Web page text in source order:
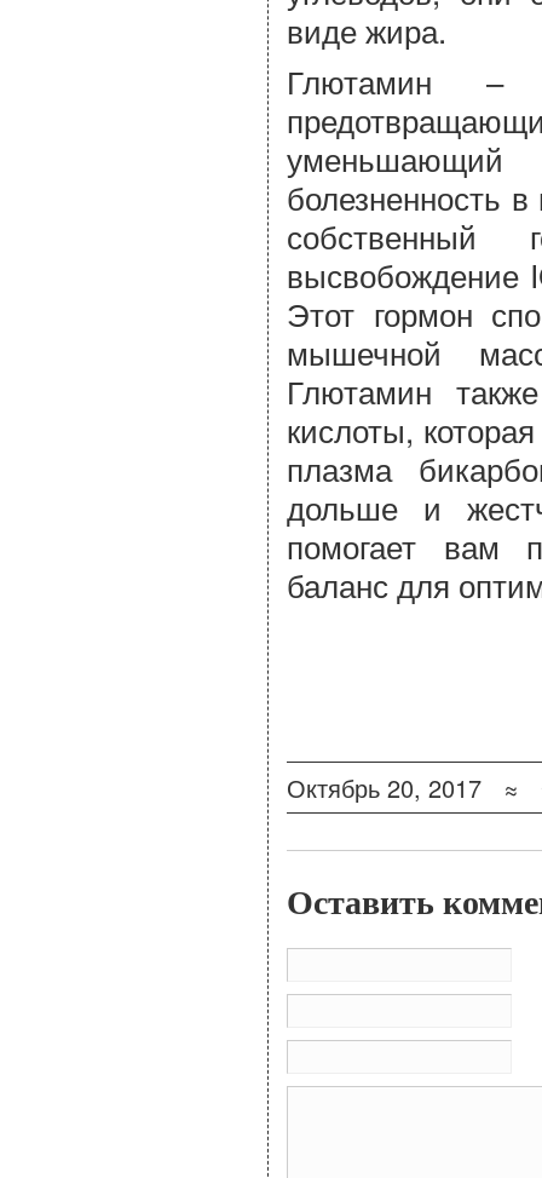
виде жира.
Глютамин –
болезненность
собственный
высвобождение
Этот гормон
мышечной
Глютамин
кислоты,
плазма
дольше и
помогает вам
баланс для
Октябрь 20, 2017 ≈
Оставить